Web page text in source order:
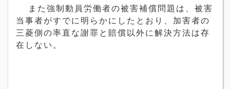
また強制動員労働者の被害補償問題は、被害
当事者がすでに明らかにしたとおり、加害者の
三菱側の率直な謝罪と賠償以外に解決方法は存
在しない。